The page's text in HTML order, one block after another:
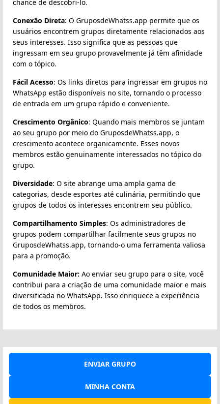
chance de descobri-lo.
Conexão Direta: O GruposdeWhatss.app permite que os
usuários encontrem grupos diretamente relacionados aos
seus interesses. Isso significa que as pessoas que
ingressam em seu grupo provavelmente já têm afinidade
com o tópico.
Fácil Acesso: Os links diretos para ingressar em grupos no
WhatsApp estão disponíveis no site, tornando o processo
de entrada em um grupo rápido e conveniente.
Crescimento Orgânico: Quando mais membros se juntam
ao seu grupo por meio do GruposdeWhatss.app, o
crescimento acontece organicamente. Esses novos
membros estão genuinamente interessados no tópico do
grupo.
Diversidade: O site abrange uma ampla gama de
categorias, desde esportes até culinária, permitindo que
grupos de todos os interesses encontrem seu público.
Compartilhamento Simples: Os administradores de
grupos podem compartilhar facilmente seus grupos no
GruposdeWhatss.app, tornando-o uma ferramenta valiosa
para a promoção.
Comunidade Maior: Ao enviar seu grupo para o site, você
contribui para a criação de uma comunidade maior e mais
diversificada no WhatsApp. Isso enriquece a experiência
de todos os membros.
ENVIAR GRUPO
MINHA CONTA